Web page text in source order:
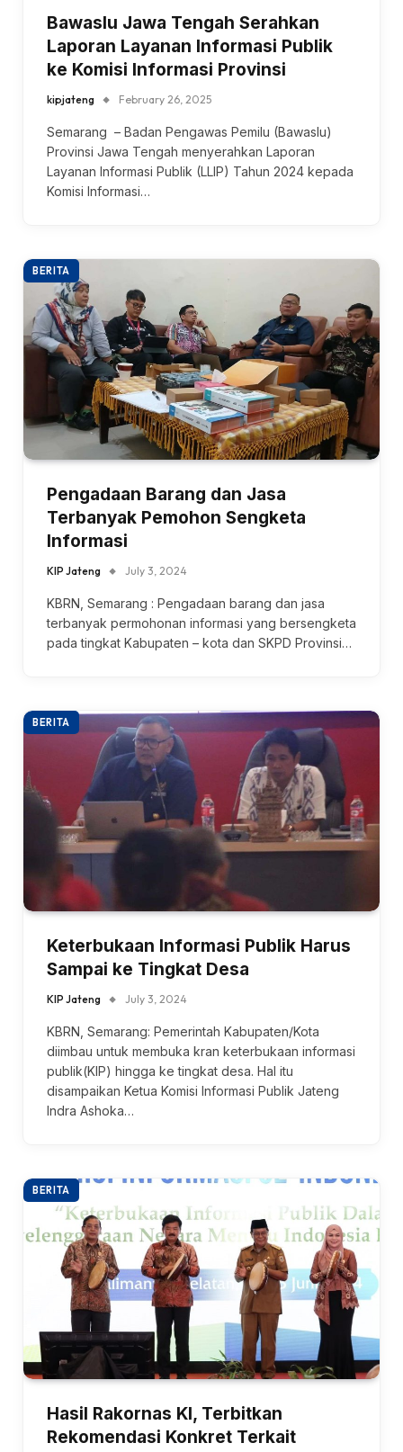
Bawaslu Jawa Tengah Serahkan
Laporan Layanan Informasi Publik
ke Komisi Informasi Provinsi
kipjateng February 26, 2025
Semarang – Badan Pengawas Pemilu (Bawaslu)
Provinsi Jawa Tengah menyerahkan Laporan
Layanan Informasi Publik (LLIP) Tahun 2024 kepada
Komisi Informasi…
BERITA
Pengadaan Barang dan Jasa
Terbanyak Pemohon Sengketa
Informasi
KIP Jateng July 3, 2024
KBRN, Semarang : Pengadaan barang dan jasa
terbanyak permohonan informasi yang bersengketa
pada tingkat Kabupaten – kota dan SKPD Provinsi…
BERITA
Keterbukaan Informasi Publik Harus
Sampai ke Tingkat Desa
KIP Jateng July 3, 2024
KBRN, Semarang: Pemerintah Kabupaten/Kota
diimbau untuk membuka kran keterbukaan informasi
publik(KIP) hingga ke tingkat desa. Hal itu
disampaikan Ketua Komisi Informasi Publik Jateng
Indra Ashoka…
BERITA
Hasil Rakornas KI, Terbitkan
Rekomendasi Konkret Terkait